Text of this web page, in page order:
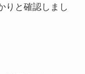
りと確認しまし